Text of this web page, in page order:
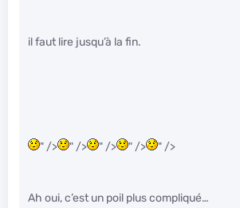
il faut lire jusqu’à la fin.
" /> " /> " /> " /> " />
Ah oui, c’est un poil plus compliqué…